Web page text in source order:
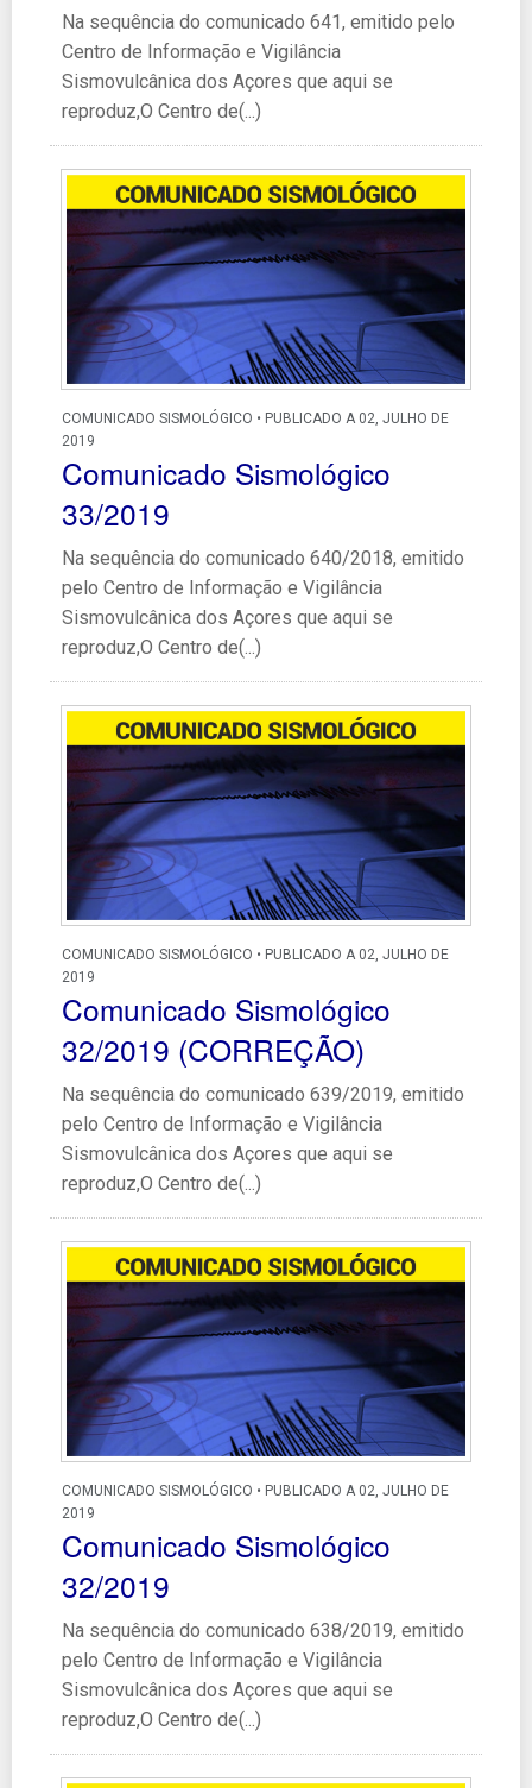
Na sequência do comunicado 641, emitido pelo
Centro de Informação e Vigilância
Sismovulcânica dos Açores que aqui se
reproduz,O Centro de(...)
COMUNICADO SISMOLÓGICO • PUBLICADO A 02, JULHO DE
2019
Comunicado Sismológico
33/2019
Na sequência do comunicado 640/2018, emitido
pelo Centro de Informação e Vigilância
Sismovulcânica dos Açores que aqui se
reproduz,O Centro de(...)
COMUNICADO SISMOLÓGICO • PUBLICADO A 02, JULHO DE
2019
Comunicado Sismológico
32/2019 (CORREÇÃO)
Na sequência do comunicado 639/2019, emitido
pelo Centro de Informação e Vigilância
Sismovulcânica dos Açores que aqui se
reproduz,O Centro de(...)
COMUNICADO SISMOLÓGICO • PUBLICADO A 02, JULHO DE
2019
Comunicado Sismológico
32/2019
Na sequência do comunicado 638/2019, emitido
pelo Centro de Informação e Vigilância
Sismovulcânica dos Açores que aqui se
reproduz,O Centro de(...)